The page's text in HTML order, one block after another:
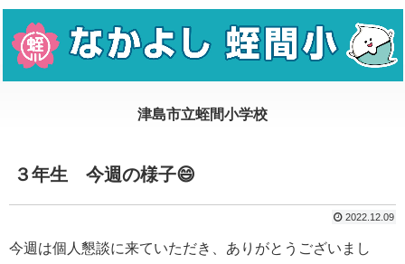
３年生 今週の様子😄
2022.12.09
今週は個人懇談に来ていただき、ありがとうございまし